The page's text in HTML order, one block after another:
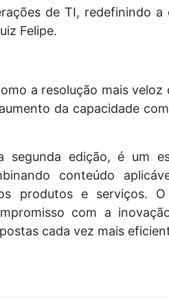
de TI, redefinindo a
Felipe.
a resolução mais
da capacidade
edição, é um
conteúdo
produtos e serviços.
com a
cada vez mais